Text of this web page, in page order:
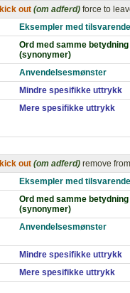
kick out (om adferd) force to
Eksempler med
Ord med samme betydning
(synonymer)
Anvendelsesmønster
Mindre spesifikke uttrykk
Mere spesifikke uttrykk
kick out (om adferd) remove
Eksempler med
Ord med samme betydning
(synonymer)
Anvendelsesmønster
Mindre spesifikke uttrykk
Mere spesifikke uttrykk